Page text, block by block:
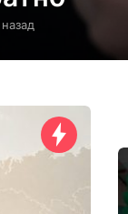
1
е
н